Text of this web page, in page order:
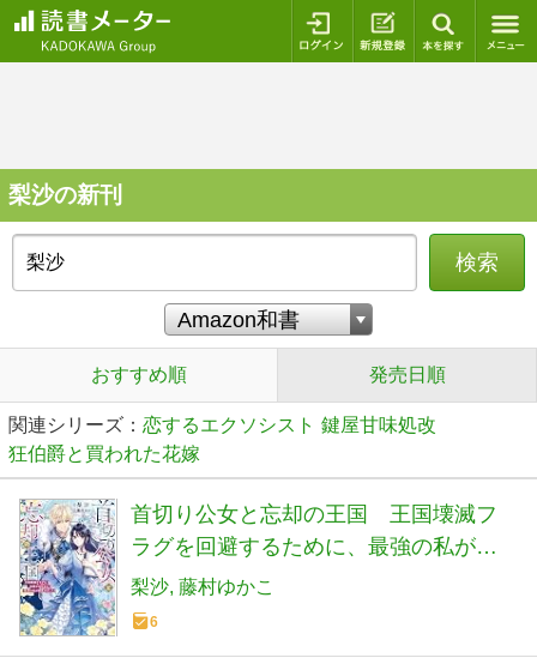
ログイン 新規登録
梨沙の新刊
検索
おすすめ順 発売日順
関連シリーズ： 恋するエクソシスト 鍵屋甘味処改
狂伯爵と買われた花嫁
首切り公女と忘却の王国 王国壊滅フ
ラグを回避するために、最強の私が目
覚めました (一迅社文庫アイリス)
梨沙 藤村ゆかこ
6